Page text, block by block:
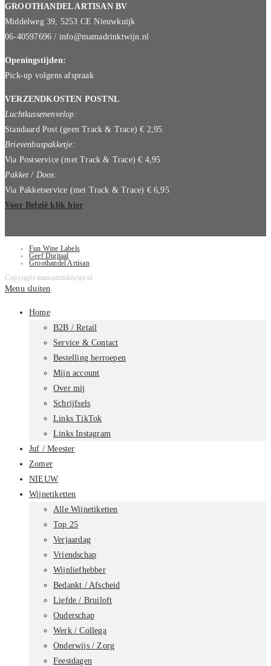
GROOTHANDEL ARTISAN BV
Middelweg 39, 5253 CE Nieuwkuijk
06-40597696 / info@mamadrinktwijn.nl
Openingstijden:
Pick-up volgens afspraak
VERZENDKOSTEN POSTNL
Luchtkussenenvelop:
Standaard Post (geen Track & Trace) € 2,95
Brievenbuspakketje:
Via Postservice (met Track & Trace) € 4,95
Pakket / Doos:
Via Pakketservice (met Track & Trace) € 6,95
Voor België klik hier
Fun Wine Labels
Geef Digitaal
Groothandel Artisan
Copyright mamadrinktwijn.nl
Menu sluiten
Home
B2B / Retail
Service & Contact
Bestelling herroepen
Mijn account
Over mij
Schrijfsels
Links TikTok
Links Instagram
Juf / Meester
Zomer
NIEUW
Wijnetiketten
Alle Wijnetiketten
Top 25
Verjaardag
Vriendschap
Wijnliefhebber
Bedankt / Afscheid
Liefde / Bruiloft
Ouderschap
Werk / Collega
Onderwijs / Zorg
Feestdagen